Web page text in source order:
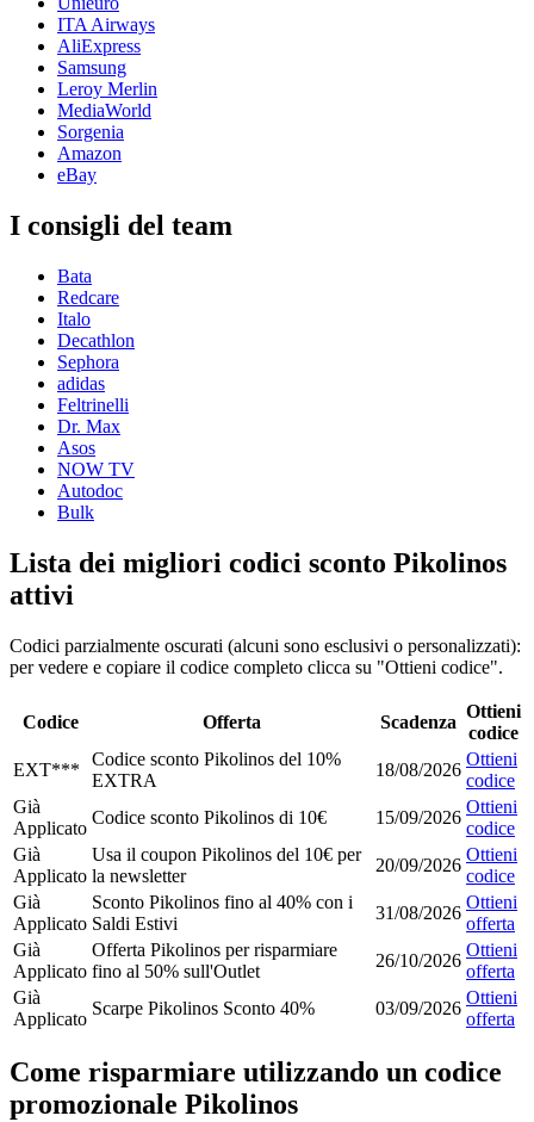
ITA Airways
AliExpress
Samsung
Leroy Merlin
MediaWorld
Sorgenia
Amazon
eBay
I consigli del team
Bata
Redcare
Italo
Decathlon
Sephora
adidas
Feltrinelli
Dr. Max
Asos
NOW TV
Autodoc
Bulk
Lista dei migliori codici sconto Pikolinos
attivi
Codici parzialmente oscurati (alcuni sono esclusivi o personalizzati):
per vedere e copiare il codice completo clicca su "Ottieni codice".
Codice Offerta Scadenza
Ottieni
codice
EXT***
Codice sconto Pikolinos del 10%
EXTRA
18/08/2026
Ottieni
codice
Già
Applicato
Codice sconto Pikolinos di 10€ 15/09/2026
Ottieni
codice
Già
Applicato
Usa il coupon Pikolinos del 10€ per
la newsletter
20/09/2026
Ottieni
codice
Già
Applicato
Sconto Pikolinos fino al 40% con i
Saldi Estivi
31/08/2026
Ottieni
offerta
Già
Applicato
Offerta Pikolinos per risparmiare
fino al 50% sull'Outlet
26/10/2026
Ottieni
offerta
Già
Applicato
Scarpe Pikolinos Sconto 40% 03/09/2026
Ottieni
offerta
Come risparmiare utilizzando un codice
promozionale Pikolinos